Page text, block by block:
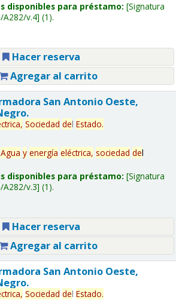
disponibles para préstamo: Signatura
A282/v.4 (1).
Hacer reserva
Agregar al carrito
San Antonio Oeste,
Sociedad del Estado.
Agua y energía eléctrica, sociedad del
disponibles para préstamo: Signatura
A282/v.3 (1).
Hacer reserva
Agregar al carrito
San Antonio Oeste,
Sociedad del Estado.